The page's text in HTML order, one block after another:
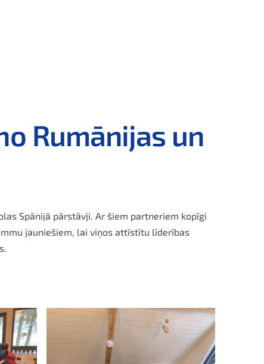
Rumānijas un
Spānijā pārstāvji. Ar šiem partneriem kopīgi
jauniešiem, lai viņos attīstītu līderības